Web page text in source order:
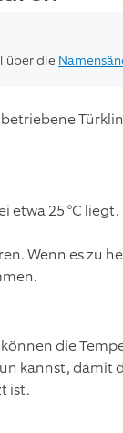
über die
25 °C
Wenn es zu
die
kannst, damit
ist.